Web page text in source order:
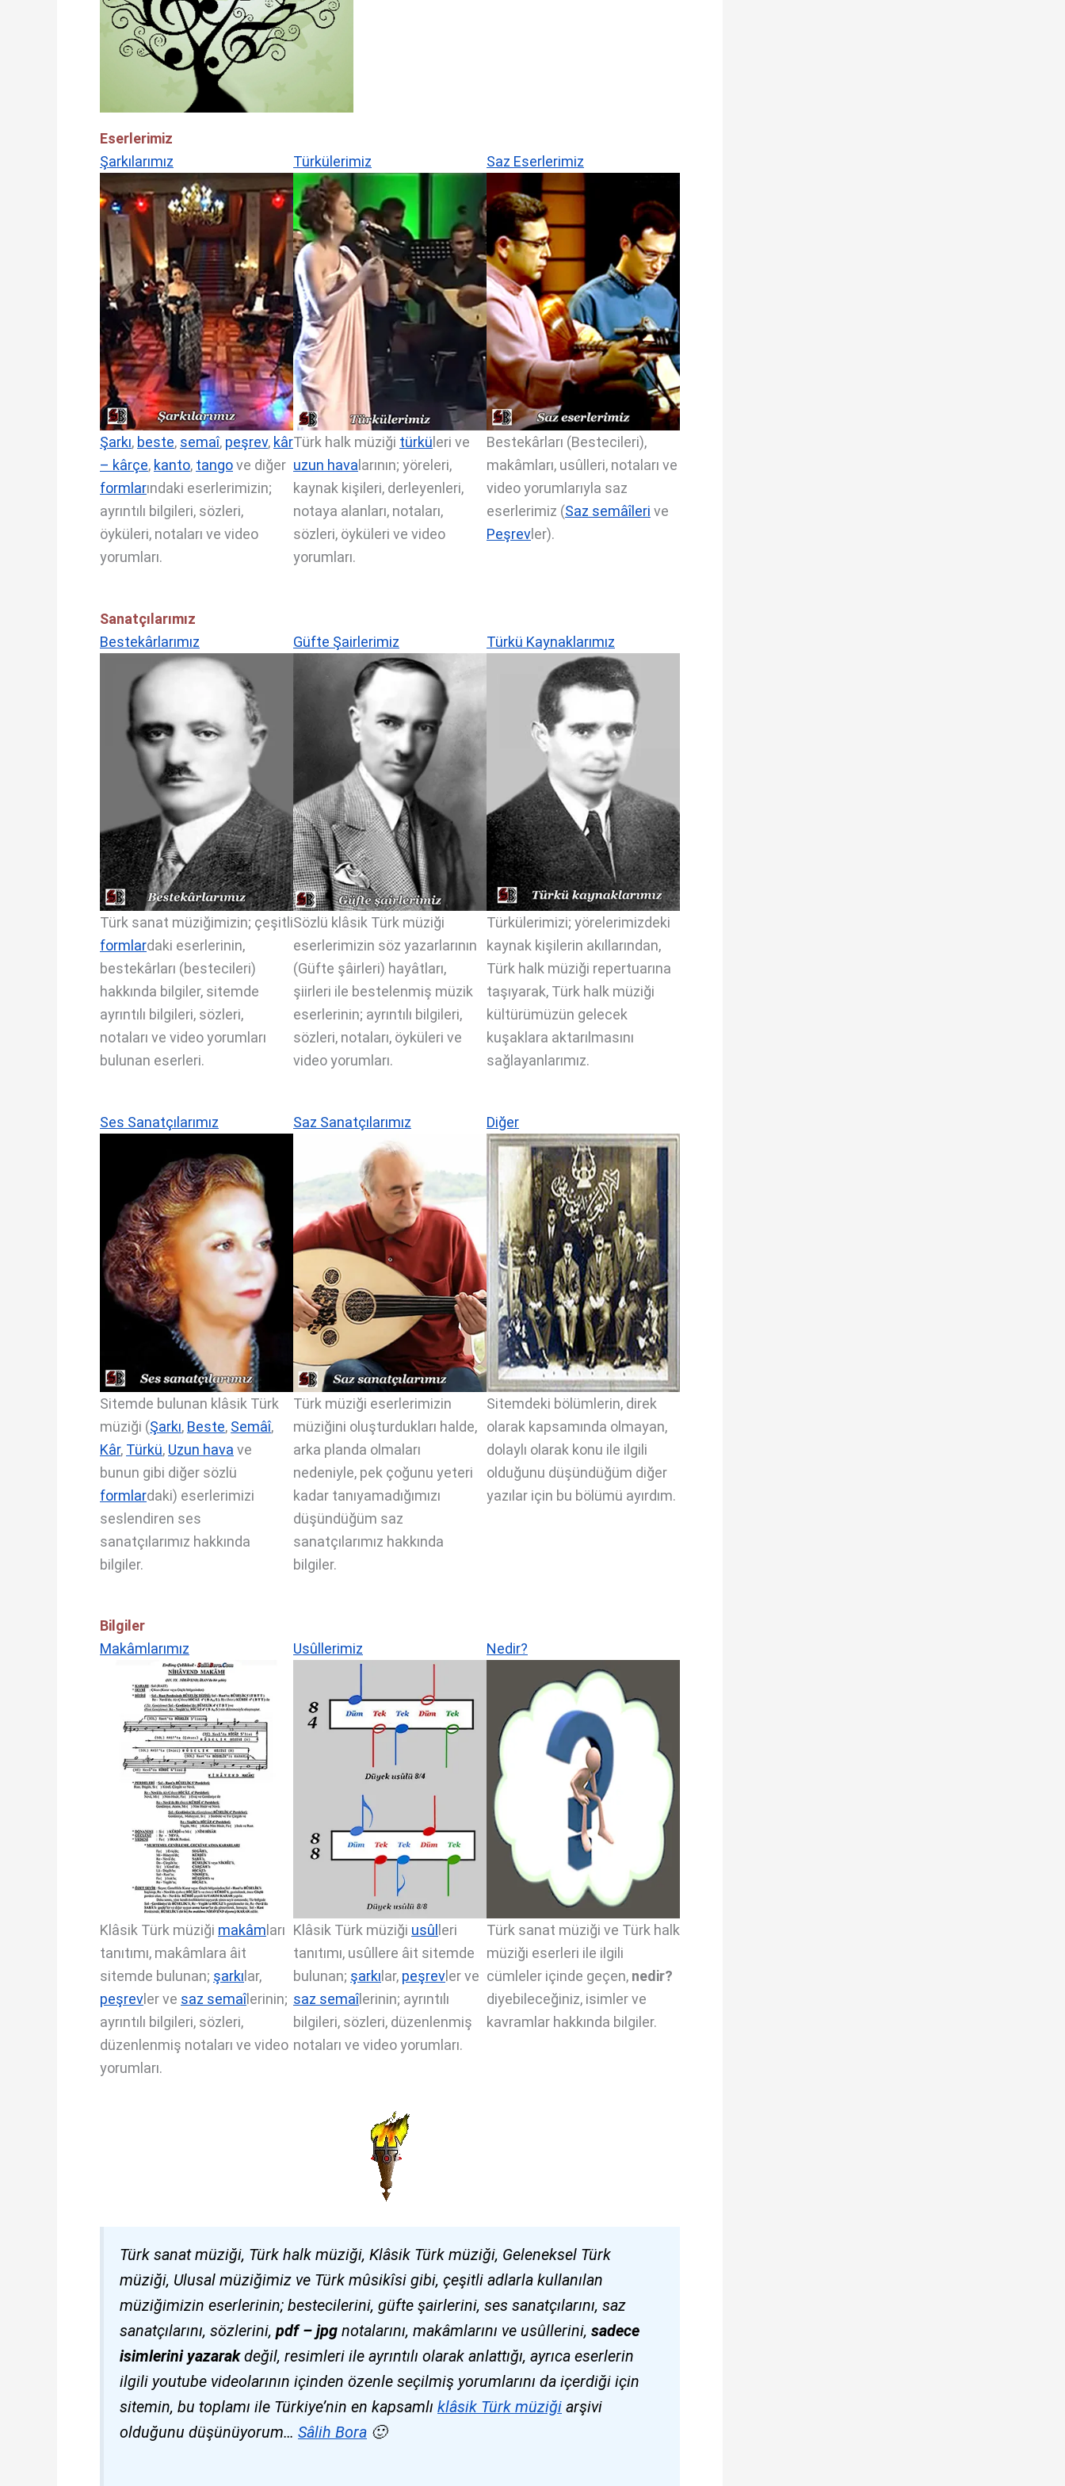
Eserlerimiz
Şarkılarımız
Şarkı, beste, semaî, peşrev, kâr
– kârçe, kanto, tangove diğer
formlarındaki eserlerimizin;
ayrıntılı bilgileri, sözleri,
öyküleri, notaları ve video
yorumları.
Türkülerimiz
Türk halk müziği türkü leri ve
uzun hava larının; yöreleri,
kaynak kişileri, derleyenleri,
notaya alanları, notaları,
sözleri, öyküleri ve video
yorumları.
Saz Eserlerimiz
Bestekârları (Bestecileri),
makâmları, usûlleri, notaları ve
video yorumlarıyla saz
eserlerimiz (Saz semâîleri ve
Peşrev ler).
Sanatçılarımız
Bestekârlarımız
Türk sanat müziğimizin; çeşitli
form ardaki eserlerinin,
bestekârları (bestecileri)
hakkında bilgiler, sitemde
ayrıntılı bilgileri, sözleri,
notaları ve video yorumları
bulunan eserleri.
Güfte Şairlerimiz
Sözlü klâsik Türk müziği
eserlerimizin söz yazarlarının
(Güfte şâirleri) hayâtları,
şiirleri ile bestelenmiş müzik
eserlerinin; ayrıntılı bilgileri,
sözleri, notaları, öyküleri ve
video yorumları.
Türkü Kaynaklarımız
Türkülerimizi; yörelerimizdeki
kaynak kişilerin akıllarından,
Türk halk müziği repertuarına
taşıyarak, Türk halk müziği
kültürümüzün gelecek
kuşaklara aktarılmasını
sağlayanlarımız.
Ses Sanatçılarımız
Sitemde bulunan klâsik Türk
müziği (Şarkı, Beste, Semâî,
Kâr, Türkü, Uzun hava ve
bunun gibi diğer sözlü
formlardaki) eserlerimizi
seslendiren ses
sanatçılarımız hakkında
bilgiler.
Saz Sanatçılarımız
Türk müziği eserlerimizin
müziğini oluşturdukları halde,
arka planda olmaları
nedeniyle, pek çoğunu yeteri
kadar tanıyamadığımızı
düşündüğüm saz
sanatçılarımız hakkında
bilgiler.
Diğer
Sitemdeki bölümlerin, direk
olarak kapsamında olmayan,
dolaylı olarak konu ile ilgili
olduğunu düşündüğüm diğer
yazılar için bu bölümü ayırdım.
Bilgiler
Makâmlarımız
Klâsik Türk müziği makâmları
tanıtımı, makâmlara âit
sitemde bulunan; şarkılar,
peşrevler ve saz semaîlerinin;
ayrıntılı bilgileri, sözleri,
düzenlenmiş notaları ve video
yorumları.
Usûllerimiz
Klâsik Türk müziği usûlleri
tanıtımı, usûllere âit sitemde
bulunan; şarkılar, peşrevler ve
saz semaîlerinin; ayrıntılı
bilgileri, sözleri, düzenlenmiş
notaları ve video yorumları.
Nedir?
Türk sanat müziği ve Türk halk
müziği eserleri ile ilgili
cümleler içinde geçen, nedir?
diyebileceğiniz, isimler ve
kavramlar hakkında bilgiler.
Türk sanat müziği, Türk halk müziği, Klâsik Türk müziği, Geleneksel Türk
müziği, Ulusal müziğimiz ve Türk mûsikîsi gibi, çeşitli adlarla kullanılan
müziğimizin eserlerinin; bestecilerini, güfte şairlerini, ses sanatçılarını, saz
sanatçılarını, sözlerini, pdf – jpg notalarını, makâmlarını ve usûllerini, sadece
isimlerini yazarakdeğil, resimleri ile ayrıntılı olarak anlattığı, ayrıca eserlerin
ilgili youtube videolarının içinden özenle seçilmiş yorumlarını da içerdiği için
sitemin, bu toplamı ile Türkiye’nin en kapsamlı klâsik Türk müziği arşivi
olduğunu düşünüyorum… Sâlih Bora 🙂